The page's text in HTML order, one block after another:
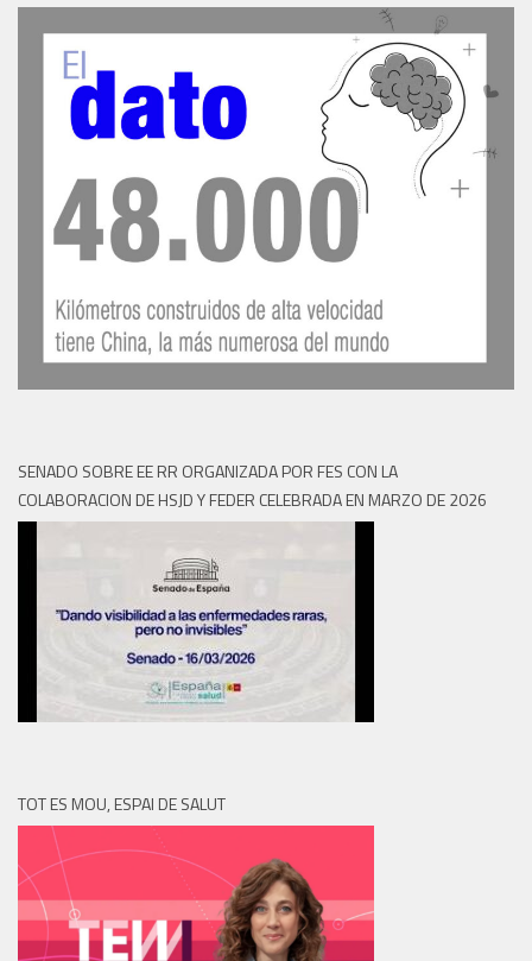
SENADO SOBRE EE RR ORGANIZADA POR FES CON LA
COLABORACION DE HSJD Y FEDER CELEBRADA EN MARZO DE 2026
TOT ES MOU, ESPAI DE SALUT